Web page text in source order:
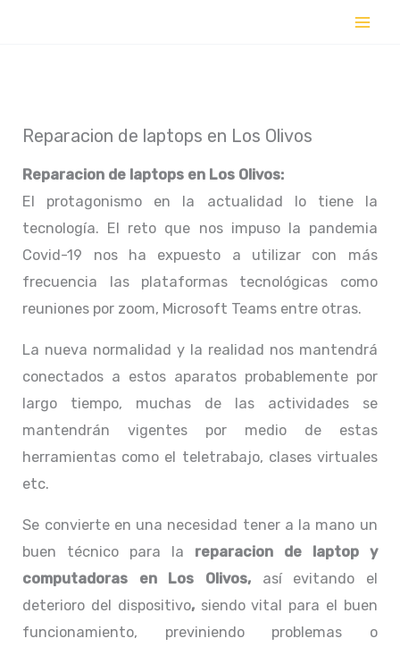
Reparacion de laptops en Los Olivos
Reparacion de laptops en Los Olivos:
El protagonismo en la actualidad lo tiene la
tecnología. El reto que nos impuso la pandemia
Covid-19 nos ha expuesto a utilizar con más
frecuencia las plataformas tecnológicas como
reuniones por zoom, Microsoft Teams entre otras.
La nueva normalidad y la realidad nos mantendrá
conectados a estos aparatos probablemente por
largo tiempo, muchas de las actividades se
mantendrán vigentes por medio de estas
herramientas como el teletrabajo, clases virtuales
etc.
Se convierte en una necesidad tener a la mano un
buen técnico para la reparacion de laptop y
computadoras en Los Olivos, así evitando el
deterioro del dispositivo, siendo vital para el buen
funcionamiento, previniendo problemas o